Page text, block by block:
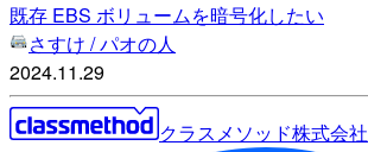
既存 EBS ボリュームを暗号化したい
さすけ / パオの人
2024.11.29
クラスメソッド株式会社